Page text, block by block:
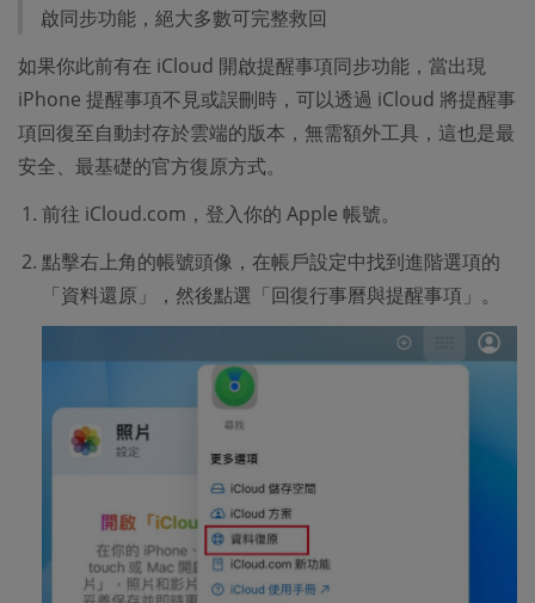
啟同步功能，絕大多數可完整救回
如果你此前有在 iCloud 開啟提醒事項同步功能，當出現
iPhone 提醒事項不見或誤刪時，可以透過 iCloud 將提醒事
項回復至自動封存於雲端的版本，無需額外工具，這也是最
安全、最基礎的官方復原方式。
前往 iCloud.com，登入你的 Apple 帳號。
點擊右上角的帳號頭像，在帳戶設定中找到進階選項的
「資料還原」，然後點選「回復行事曆與提醒事項」。